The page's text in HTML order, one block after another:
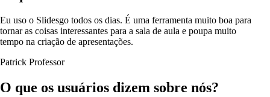
Eu uso o Slidesgo todos os dias. É uma ferramenta muito boa para
tornar as coisas interessantes para a sala de aula e poupa muito
tempo na criação de apresentações.
Patrick Professor
O que os usuários dizem sobre nós?